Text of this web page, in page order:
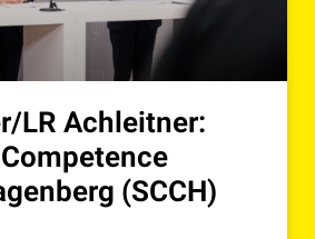
LR Achleitner:
(SCCH)